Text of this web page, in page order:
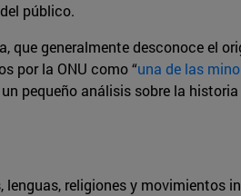
público.
generalmente desconoce el
por la ONU como “una de las
pequeño análisis sobre la
religiones y movimientos